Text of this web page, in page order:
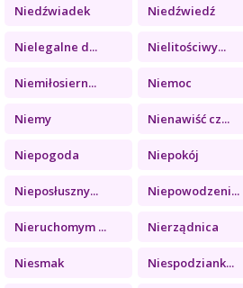
Niedźwiadek Niedźwiedź
Nielegalne d... Nielitościwy...
Niemiłosiern... Niemoc
Niemy Nienawiść cz...
Niepogoda Niepokój
Nieposłuszny... Niepowodzeni...
Nieruchomym ... Nierządnica
Niesmak Niespodziank...